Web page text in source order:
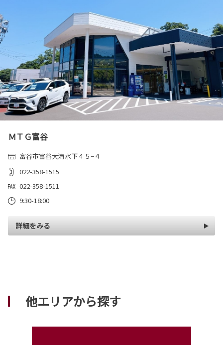
ＭＴＧ富谷
富谷市富谷大清水下４５−４
022-358-1515
022-358-1511
9:30-18:00
詳細をみる
他エリアから探す